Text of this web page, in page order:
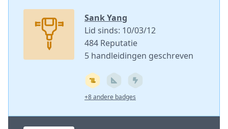
Sank Yang
Lid sinds: 10/03/12
484 Reputatie
5 handleidingen geschreven
+8 andere badges